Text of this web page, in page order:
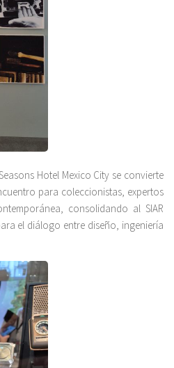
Hotel Mexico City se convierte
para coleccionistas, expertos
consolidando al SIAR
el diálogo entre diseño, ingeniería